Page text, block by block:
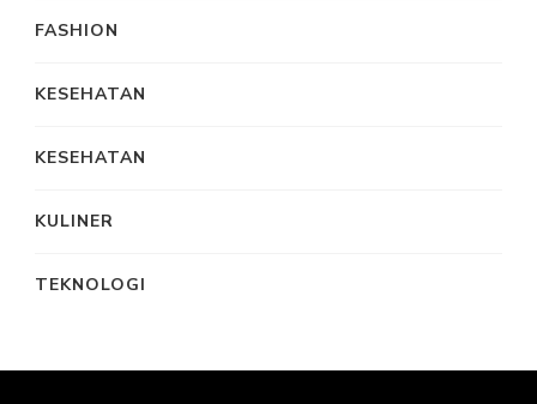
FASHION
KESEHATAN
KESEHATAN
KULINER
TEKNOLOGI